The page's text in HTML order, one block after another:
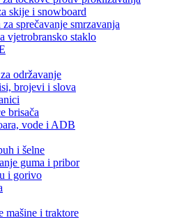
skije i snowboard
za sprečavanje smrzavanja
vjetrobransko staklo
održavanje
brojevi i slova
brisača
vode i ADB
i šelne
guma i pribor
i gorivo
mašine i traktore